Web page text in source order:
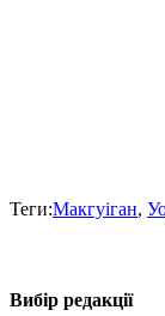
Теги:Макгуіган,
Вибір редакції